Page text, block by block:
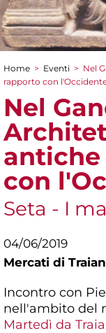
Tu sei qui
Home > Eventi > Nel
rapporto con
Nel
con
Seta - I
04/06/2019
Mercati di
Incontro con
nell'ambito del
Martedì da